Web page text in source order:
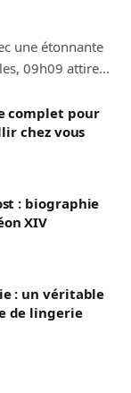
une étonnante
09h09 attire…
complet pour
chez vous
: biographie
XIV
: un véritable
de lingerie